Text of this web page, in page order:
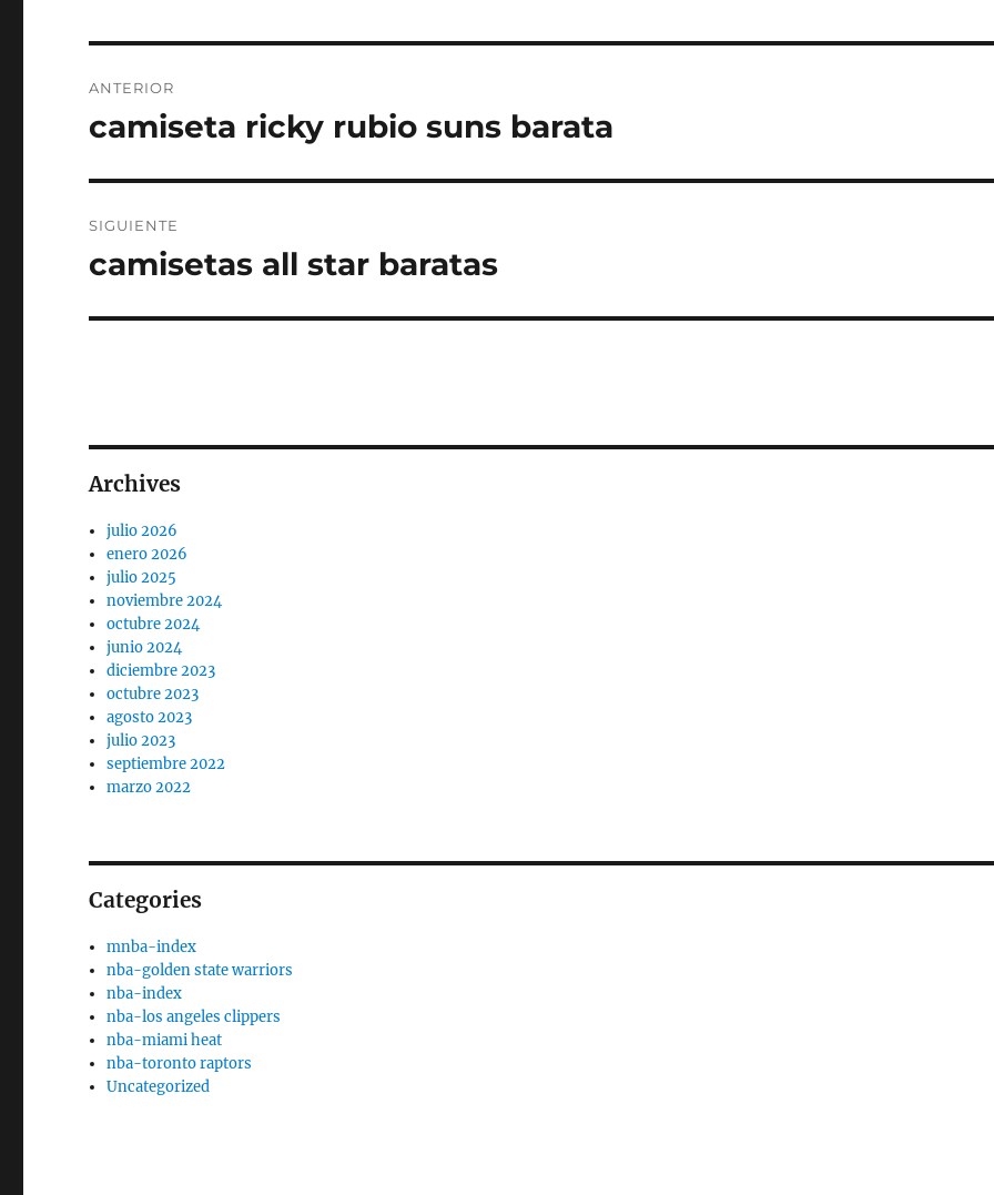
de
ANTERIOR
Entrada
camiseta ricky rubio suns barata
SIGUIENTE
Entrada
camisetas all star baratas
Archives
julio 2026
enero 2026
julio 2025
noviembre 2024
octubre 2024
junio 2024
diciembre 2023
octubre 2023
agosto 2023
julio 2023
septiembre 2022
marzo 2022
Categories
mnba-index
nba-golden state warriors
nba-index
nba-los angeles clippers
nba-miami heat
nba-toronto raptors
Uncategorized